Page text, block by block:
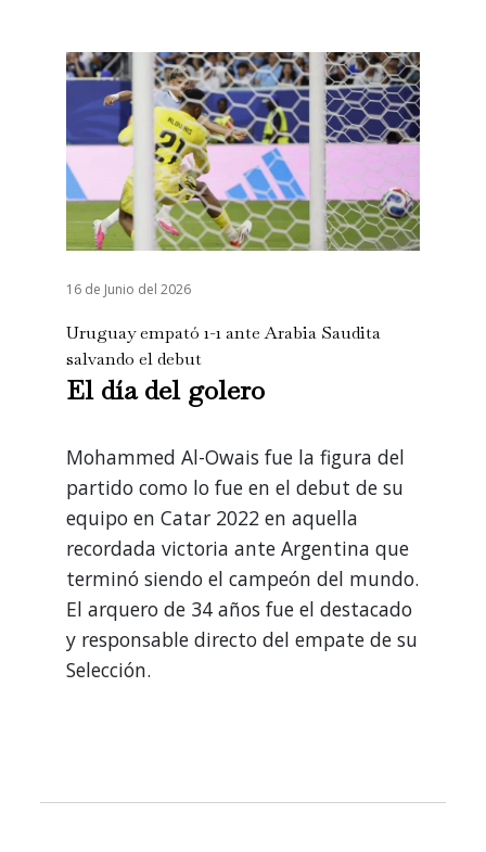
16 de Junio del 2026
Uruguay empató 1-1 ante Arabia Saudita
salvando el debut
El día del golero
Mohammed Al-Owais fue la figura del
partido como lo fue en el debut de su
equipo en Catar 2022 en aquella
recordada victoria ante Argentina que
terminó siendo el campeón del mundo.
El arquero de 34 años fue el destacado
y responsable directo del empate de su
Selección.